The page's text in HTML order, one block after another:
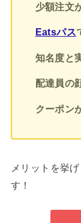
少額注文
Eatsパス
知名度と
配達員の
クーポン
メリットを挙
す！